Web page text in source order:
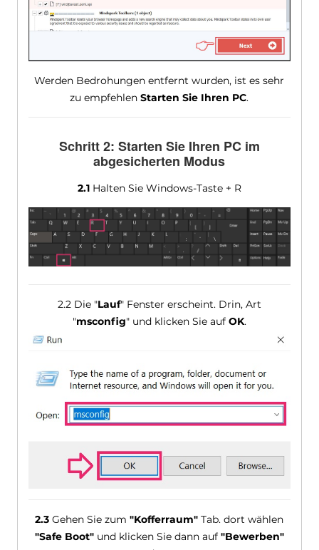
Werden Bedrohungen entfernt wurden, ist es sehr
zu empfehlenStarten Sie Ihren PC.
Schritt 2: Starten Sie Ihren PC im
abgesicherten Modus
2.1Halten Sie Windows-Taste + R
2.2 Die "Lauf" Fenster erscheint. Drin, Art
"msconfig" und klicken Sie auf OK.
2.3 Gehen Sie zum"Kofferraum" Tab. dort wählen
"Safe Boot"und klicken Sie dann auf "Bewerben"